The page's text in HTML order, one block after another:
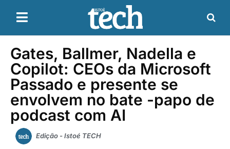
Gates, Ballmer, Nadella e
Copilot: CEOs da Microsoft
Passado e presente se
envolvem no bate -papo de
podcast com AI
Edição - Istoé TECH